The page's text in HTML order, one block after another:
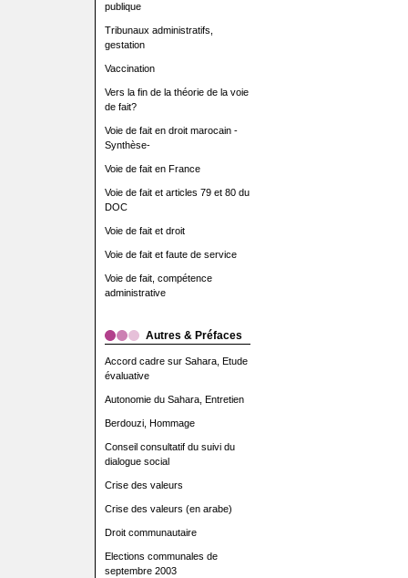
publique
Tribunaux administratifs,
gestation
Vaccination
Vers la fin de la théorie de la voie
de fait?
Voie de fait en droit marocain -
Synthèse-
Voie de fait en France
Voie de fait et articles 79 et 80 du
DOC
Voie de fait et droit
Voie de fait et faute de service
Voie de fait, compétence
administrative
Autres & Préfaces
Accord cadre sur Sahara, Etude
évaluative
Autonomie du Sahara, Entretien
Berdouzi, Hommage
Conseil consultatif du suivi du
dialogue social
Crise des valeurs
Crise des valeurs (en arabe)
Droit communautaire
Elections communales de
septembre 2003